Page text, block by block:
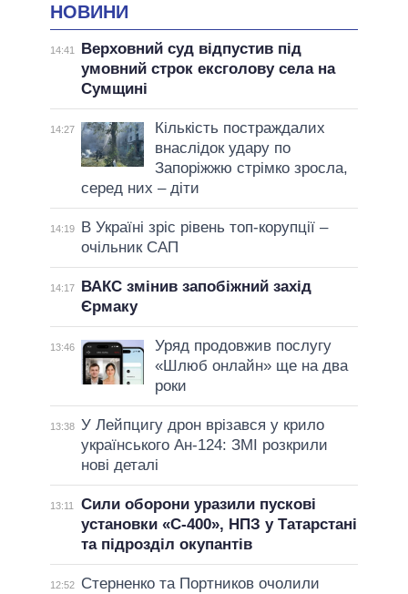
НОВИНИ
14:41
Верховний суд відпустив під
умовний строк ексголову села на
Сумщині
14:27
Кількість постраждалих
внаслідок удару по
Запоріжжю стрімко зросла,
серед них – діти
14:19
В Україні зріс рівень топ-корупції –
очільник САП
14:17
ВАКС змінив запобіжний захід
Єрмаку
13:46
Уряд продовжив послугу
«Шлюб онлайн» ще на два
роки
13:38 У Лейпцигу дрон врізався у крило
українського Ан-124: ЗМІ розкрили
нові деталі
13:11
Сили оборони уразили пускові
установки «С-400», НПЗ у Татарстані
та підрозділ окупантів
12:52
Стерненко та Портников очолили